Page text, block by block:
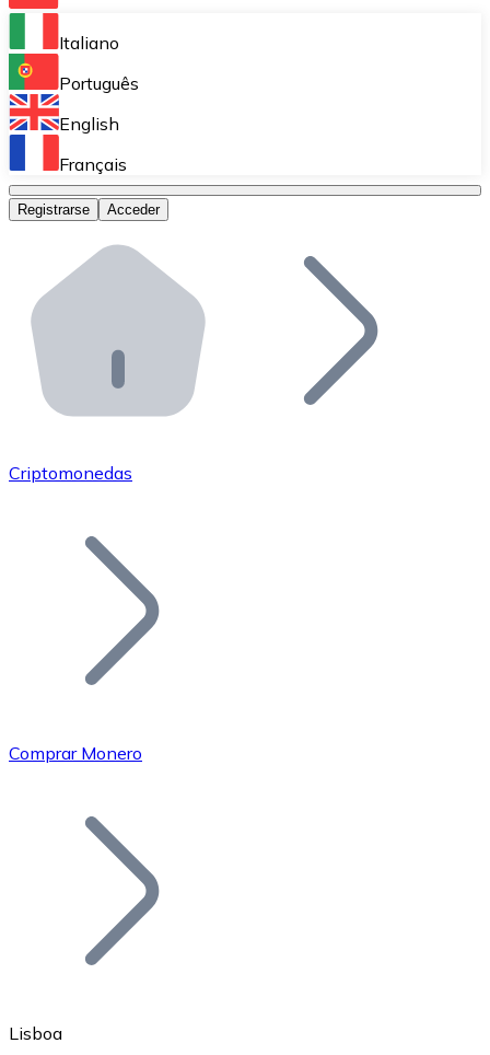
Bitnovo Ramp
Integra nuestra solución en tu plataforma.
Bitnovo Giftcards
Bitnovo OTC
Bitnovo ATM
Integra un ATM Bitnovo en tu negocio y permite que
Bitnovo API
Integra nuestra API en tu ecosistema.
Únete a nuestra red de distribuidores.
Añade tu proyecto a nuestro ecosistema.
Bitcoin
Italiano
Português
English
Français
Registrarse Acceder
Criptomonedas
Comprar Monero
Lisboa